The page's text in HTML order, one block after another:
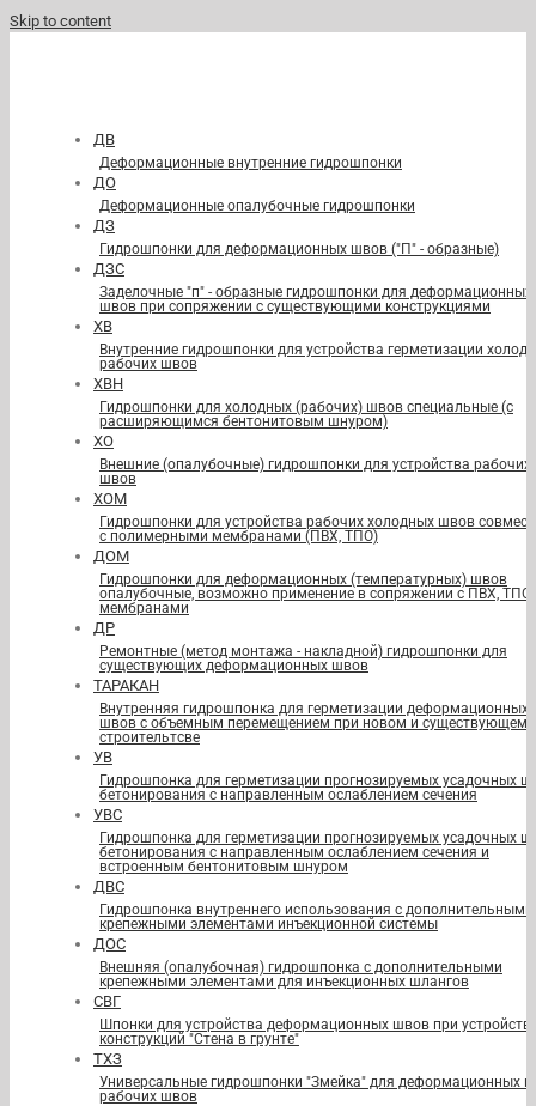
Skip to content
ДВ
Деформационные внутренние гидрошпонки
ДО
Деформационные опалубочные гидрошпонки
ДЗ
Гидрошпонки для деформационных швов ("П" - образные)
ДЗС
Заделочные "п" - образные гидрошпонки для деформационных
швов при сопряжении с существующими конструкциями
ХВ
Внутренние гидрошпонки для устройства герметизации
рабочих швов
ХВН
Гидрошпонки для холодных (рабочих) швов специальные (с
расширяющимся бентонитовым шнуром)
ХО
Внешние (опалубочные) гидрошпонки для устройства рабочих
швов
ХОМ
Гидрошпонки для устройства рабочих холодных швов
с полимерными мембранами (ПВХ, ТПО)
ДОМ
Гидрошпонки для деформационных (температурных) швов
опалубочные, возможно применение в сопряжении с ПВХ, ТПО
мембранами
ДР
Ремонтные (метод монтажа - накладной) гидрошпонки для
существующих деформационных швов
ТАРАКАН
Внутренняя гидрошпонка для герметизации деформационных
швов с объемным перемещением при новом и существующем
строительтсве
УВ
Гидрошпонка для герметизации прогнозируемых усадочных
бетонирования с направленным ослаблением сечения
УВС
Гидрошпонка для герметизации прогнозируемых усадочных
бетонирования с направленным ослаблением сечения и
встроенным бентонитовым шнуром
ДВС
Гидрошпонка внутреннего использования с дополнительными
крепежными элементами инъекционной системы
ДОС
Внешняя (опалубочная) гидрошпонка с дополнительными
крепежными элементами для инъекционных шлангов
СВГ
Шпонки для устройства деформационных швов при
конструкций "Стена в грунте"
ТХЗ
Универсальные гидрошпонки "Змейка" для деформационных и
рабочих швов